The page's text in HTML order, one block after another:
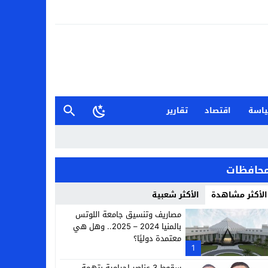
اقتصاد
تقارير
الأكثر مشاهدة الأكثر شعبية
1
مصاريف وتنسيق جامعة اللوتس
بالمنيا 2024 – 2025.. وهل هي
معتمدة دوليًا؟